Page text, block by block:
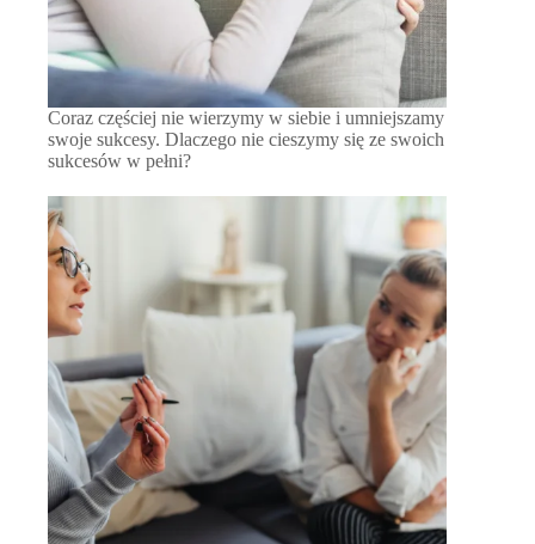
Coraz częściej nie wierzymy w siebie i umniejszamy
swoje sukcesy. Dlaczego nie cieszymy się ze swoich
sukcesów w pełni?